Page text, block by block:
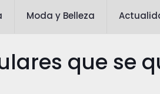
Moda y Belleza
que se